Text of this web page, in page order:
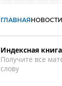
ГЛАВНАЯНОВОСТИ
Индексная
Получите все
слову